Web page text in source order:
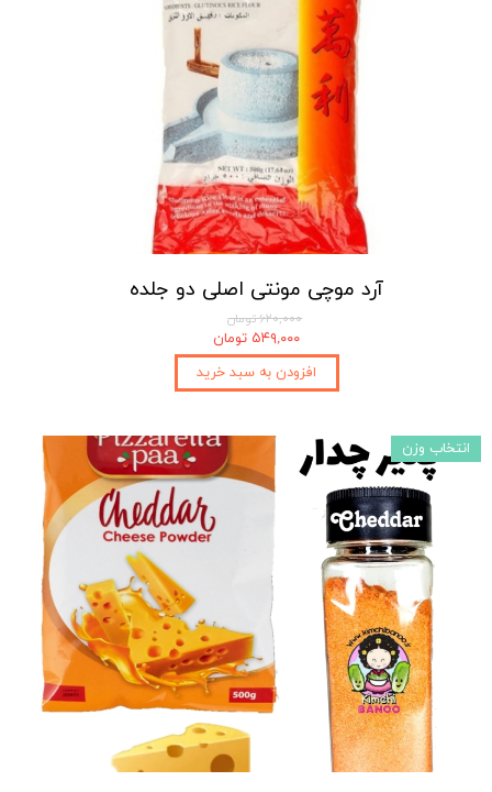
آرد موچی مونتی اصلی دو جلده
۶۲۰,۰۰۰ تومان
۵۴۹,۰۰۰ تومان
افزودن به سبد خرید
انتخاب وزن